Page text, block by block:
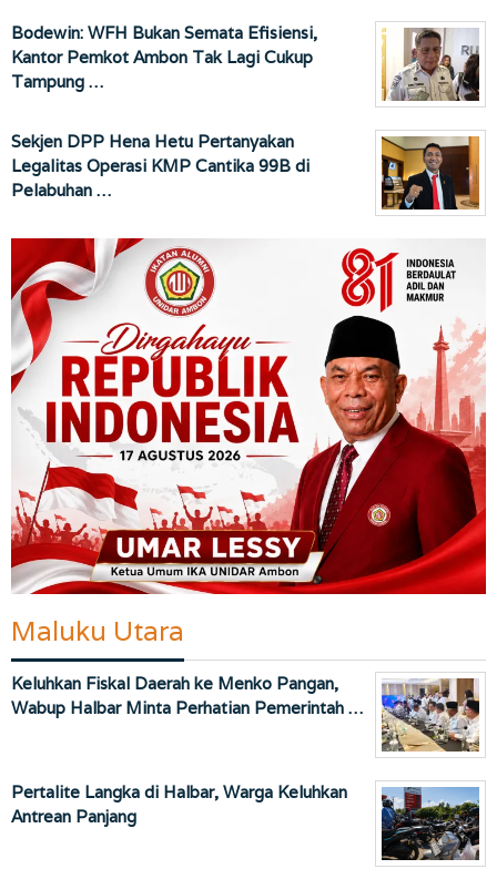
Bodewin: WFH Bukan Semata Efisiensi,
Kantor Pemkot Ambon Tak Lagi Cukup
Tampung …
Sekjen DPP Hena Hetu Pertanyakan
Legalitas Operasi KMP Cantika 99B di
Pelabuhan …
Maluku Utara
Keluhkan Fiskal Daerah ke Menko Pangan,
Wabup Halbar Minta Perhatian Pemerintah …
Pertalite Langka di Halbar, Warga Keluhkan
Antrean Panjang